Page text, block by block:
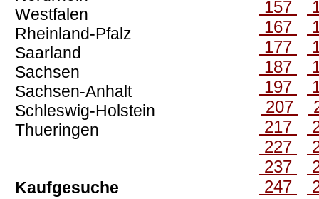
Westfalen
Rheinland-Pfalz
Saarland
Sachsen
Sachsen-Anhalt
Schleswig-Holstein
Thueringen
Kaufgesuche
157
167
177
187
197
207
217
227
237
247